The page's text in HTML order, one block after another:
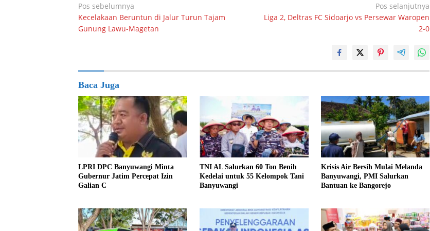
Navigasi
pos
Pos sebelumnya
Kecelakaan Beruntun di Jalur Turun Tajam
Gunung Lawu-Magetan
Pos selanjutnya
Liga 2, Deltras FC Sidoarjo vs Persewar Waropen
2-0
Baca Juga
LPRI DPC Banyuwangi Minta
Gubernur Jatim Percepat Izin
Galian C
TNI AL Salurkan 60 Ton Benih
Kedelai untuk 55 Kelompok Tani
Banyuwangi
Krisis Air Bersih Mulai Melanda
Banyuwangi, PMI Salurkan
Bantuan ke Bangorejo